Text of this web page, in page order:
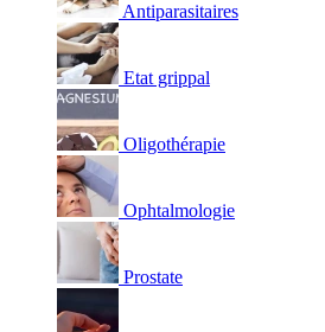
Antiparasitaires
Etat grippal
Oligothérapie
Ophtalmologie
Prostate